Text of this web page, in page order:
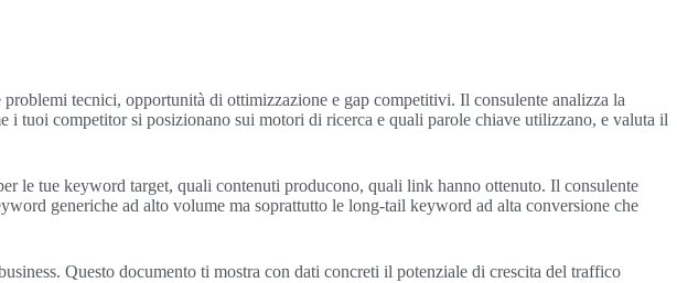
tecnici, opportunità di ottimizzazione e gap competitivi. Il consulente analizza la
tuoi competitor si posizionano sui motori di ricerca e quali parole chiave utilizzano, e valuta il
le tue keyword target, quali contenuti producono, quali link hanno ottenuto. Il consulente
generiche ad alto volume ma soprattutto le long-tail keyword ad alta conversione che
Questo documento ti mostra con dati concreti il potenziale di crescita del traffico